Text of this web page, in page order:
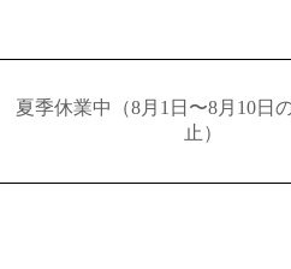
夏季休業中（8月1日〜8月10日
止）